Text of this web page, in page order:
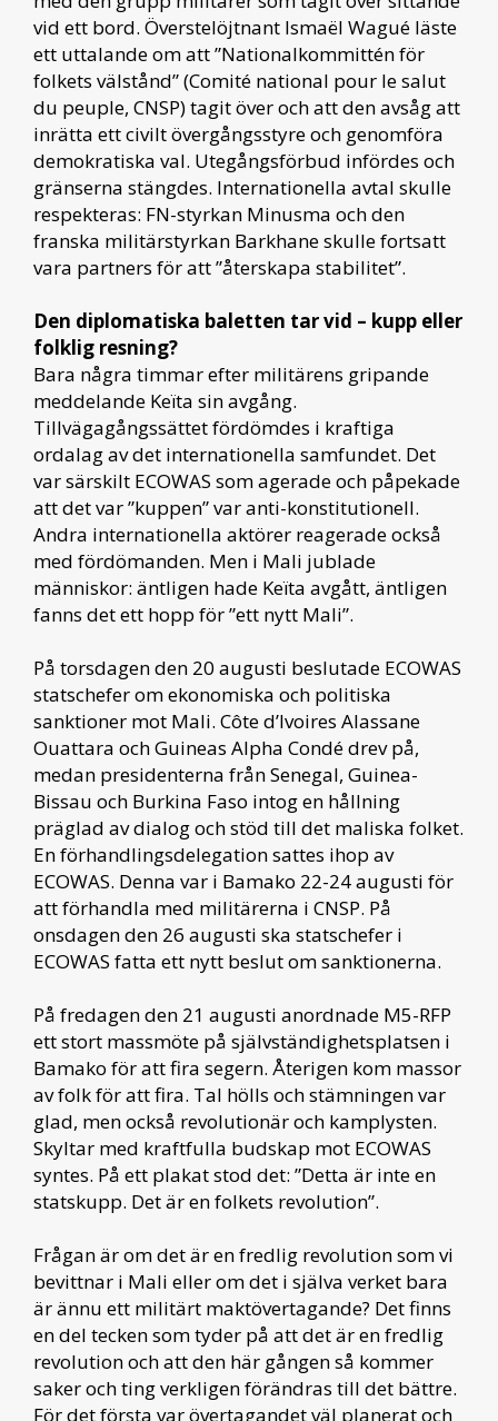
vid ett bord. Överstelöjtnant Ismaël Wagué läste
ett uttalande om att ”Nationalkommittén för
folkets välstånd” (Comité national pour le salut
du peuple, CNSP) tagit över och att den avsåg att
inrätta ett civilt övergångsstyre och genomföra
demokratiska val. Utegångsförbud infördes och
gränserna stängdes. Internationella avtal skulle
respekteras: FN-styrkan Minusma och den
franska militärstyrkan Barkhane skulle fortsatt
vara partners för att ”återskapa stabilitet”.
Den diplomatiska baletten tar vid – kupp eller
folklig resning?
Bara några timmar efter militärens gripande
meddelande Keïta sin avgång.
Tillvägagångssättet fördömdes i kraftiga
ordalag av det internationella samfundet. Det
var särskilt ECOWAS som agerade och påpekade
att det var ”kuppen” var anti-konstitutionell.
Andra internationella aktörer reagerade också
med fördömanden. Men i Mali jublade
människor: äntligen hade Keïta avgått, äntligen
fanns det ett hopp för ”ett nytt Mali”.
På torsdagen den 20 augusti beslutade ECOWAS
statschefer om ekonomiska och politiska
sanktioner mot Mali. Côte d’Ivoires Alassane
Ouattara och Guineas Alpha Condé drev på,
medan presidenterna från Senegal, Guinea-
Bissau och Burkina Faso intog en hållning
präglad av dialog och stöd till det maliska folket.
En förhandlingsdelegation sattes ihop av
ECOWAS. Denna var i Bamako 22-24 augusti för
att förhandla med militärerna i CNSP. På
onsdagen den 26 augusti ska statschefer i
ECOWAS fatta ett nytt beslut om sanktionerna.
På fredagen den 21 augusti anordnade M5-RFP
ett stort massmöte på självständighetsplatsen i
Bamako för att fira segern. Återigen kom massor
av folk för att fira. Tal hölls och stämningen var
glad, men också revolutionär och kamplysten.
Skyltar med kraftfulla budskap mot ECOWAS
syntes. På ett plakat stod det: ”Detta är inte en
statskupp. Det är en folkets revolution”.
Frågan är om det är en fredlig revolution som vi
bevittnar i Mali eller om det i själva verket bara
är ännu ett militärt maktövertagande? Det finns
en del tecken som tyder på att det är en fredlig
revolution och att den här gången så kommer
saker och ting verkligen förändras till det bättre.
För det första var övertagandet väl planerat och